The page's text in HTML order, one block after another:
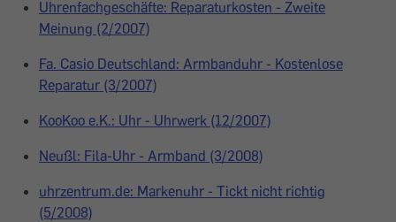
Uhrenfachgeschäfte: Reparaturkosten - Zweite
Meinung (2/2007)
Fa. Casio Deutschland: Armbanduhr - Kostenlose
Reparatur (3/2007)
KooKoo e.K.: Uhr - Uhrwerk (12/2007)
Neußl: Fila-Uhr - Armband (3/2008)
uhrzentrum.de: Markenuhr - Tickt nicht richtig
(5/2008)